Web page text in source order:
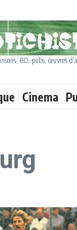
BD, pubs, œuvres
Cinema